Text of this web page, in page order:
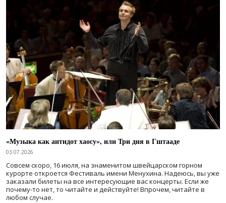
«Музыка как антидот хаосу», или Три дня в Гштааде
03.07.2026
Совсем скоро, 16 июля, на знаменитом швейцарском горном
курорте откроется Фестиваль имени Менухина. Надеюсь, вы уже
заказали билеты на все интересующие вас концерты. Если же
почему-то нет, то читайте и действуйте! Впрочем, читайте в
любом случае.